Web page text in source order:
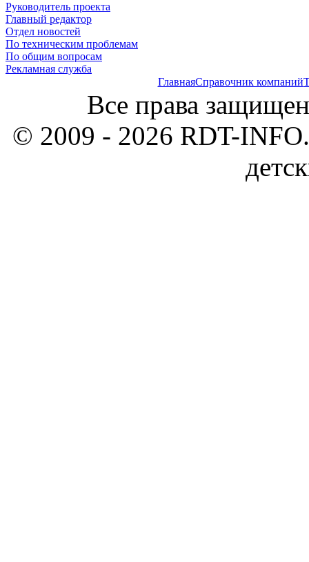
Руководитель проекта
Главный редактор
Отдел новостей
По техническим проблемам
По общим вопросам
Рекламная служба
ГлавнаяСправочник компаний
Все права
© 2009 - 2026 RDT-